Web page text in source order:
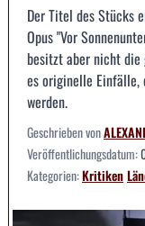
Der Titel des Stücks
Opus "Vor
besitzt aber nicht
es originelle
werden.
Geschrieben von
Veröffentlichungsdatum:
Kategorien:Kritiken